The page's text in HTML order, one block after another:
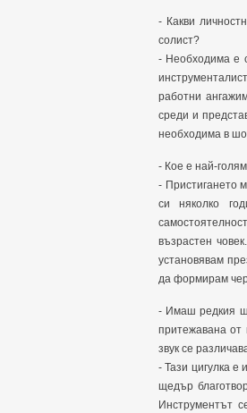
- Какви
солист?
- Необходима е
работни
среди и
необходима в
- Кое е най-
- Пристигането
си няколко
възрастен
установявам
да формирам
- Имаш редкия
притежавана от
звук се
- Тази цигулка
щедър
Инструментът